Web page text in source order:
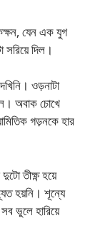
যেন এক যুগ
দিল।
ওড়নাটা
অবাক চোখে
গড়নকে হার
তীক্ষ্ণ হয়ে
হয়নি। শূন্যে
ভুলে হারিয়ে